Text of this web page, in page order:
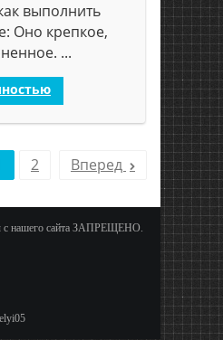
выполнить
Оно крепкое,
...
2 Вперед
с нашего сайта ЗАПРЕЩЕНО.